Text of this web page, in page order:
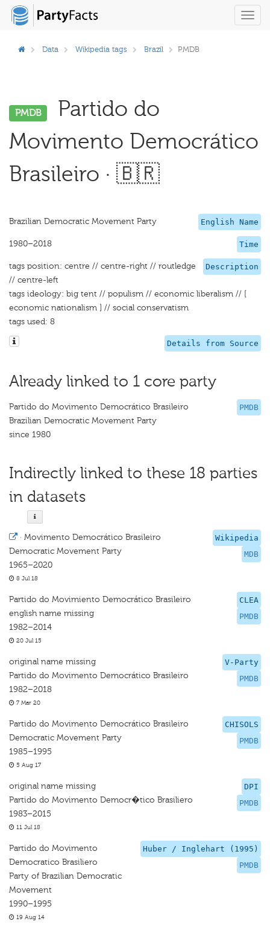
Data Wikipedia tags Brazil PMDB
PMDB
Partido do
Movimento Democrático
Brasileiro · 🇧🇷
English Name
Brazilian Democratic Movement Party
Time
1980–2018
Description
tags position: centre // centre-right // routledge
// centre-left
tags ideology: big tent // populism // economic liberalism // [
economic nationalism ] // social conservatism
tags used: 8
Details from Source
Already linked to 1 core party
PMDB
Partido do Movimento Democrático Brasileiro
Brazilian Democratic Movement Party
since 1980
Indirectly linked to these 18 parties
in datasets
Wikipedia
MDB
· Movimento Democrático Brasileiro
Democratic Movement Party
1965–2020
8 Jul 18
CLEA
PMDB
Partido do Movimiento Democrático Brasileiro
english name missing
1982–2014
20 Jul 15
V-Party
PMDB
original name missing
Partido do Movimento Democrático Brasileiro
1982–2018
7 Mar 20
CHISOLS
PMDB
Partido do Movimento Democrático Brasileiro
Democratic Movement Party
1985–1995
5 Aug 17
DPI
PMDB
original name missing
Partido do Movimento Democr�tico Brasiliero
1983–2015
11 Jul 18
Huber / Inglehart (1995)
PMDB
Partido do Movimento
Democratico Brasiliero
Party of Brazilian Democratic
Movement
1990–1995
19 Aug 14